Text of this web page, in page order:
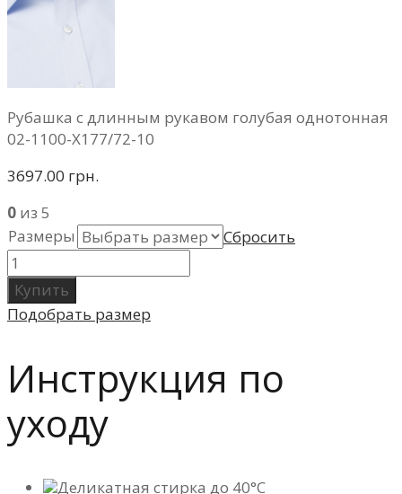
Рубашка с длинным рукавом голубая однотонная
02-1100-X177/72-10
3697.00 грн.
0 из 5
Размеры
Сбросить
Купить
Подобрать размер
Инструкция по
уходу
Деликатная стирка до 40°C